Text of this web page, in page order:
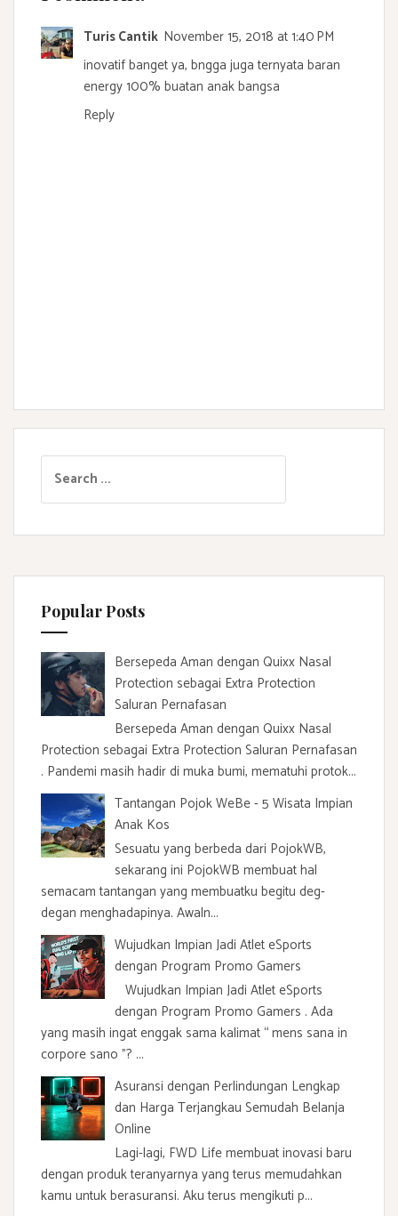
Turis Cantik November 15, 2018 at 1:40 PM
inovatif banget ya, bngga juga ternyata baran
energy 100% buatan anak bangsa
Reply
a
r
h
o
r
:
Popular Posts
Bersepeda Aman dengan Quixx Nasal
Protection sebagai Extra Protection
Saluran Pernafasan
Bersepeda Aman dengan Quixx Nasal
Protection sebagai Extra Protection Saluran Pernafasan
. Pandemi masih hadir di muka bumi, mematuhi protok...
Tantangan Pojok WeBe - 5 Wisata Impian
Anak Kos
Sesuatu yang berbeda dari PojokWB,
sekarang ini PojokWB membuat hal
semacam tantangan yang membuatku begitu deg-
degan menghadapinya. Awaln...
Wujudkan Impian Jadi Atlet eSports
dengan Program Promo Gamers
Wujudkan Impian Jadi Atlet eSports
dengan Program Promo Gamers . Ada
yang masih ingat enggak sama kalimat “ mens sana in
corpore sano ”? ...
Asuransi dengan Perlindungan Lengkap
dan Harga Terjangkau Semudah Belanja
Online
Lagi-lagi, FWD Life membuat inovasi baru
dengan produk teranyarnya yang terus memudahkan
kamu untuk berasuransi. Aku terus mengikuti p...